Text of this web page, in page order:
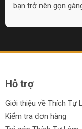
bạn trở nên gọn
Hỗ trợ
Giới thiệu về Thích Tự
Kiểm tra đơn hàng